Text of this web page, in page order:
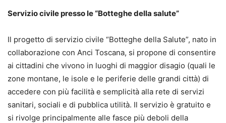
Servizio civile presso le “Botteghe della salute”
Il progetto di servizio civile “Botteghe della Salute”, nato in
collaborazione con Anci Toscana, si propone di consentire
ai cittadini che vivono in luoghi di maggior disagio (quali le
zone montane, le isole e le periferie delle grandi città) di
accedere con più facilità e semplicità alla rete di servizi
sanitari, sociali e di pubblica utilità. Il servizio è gratuito e
si rivolge principalmente alle fasce più deboli della